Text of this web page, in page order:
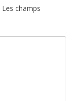
Les champs